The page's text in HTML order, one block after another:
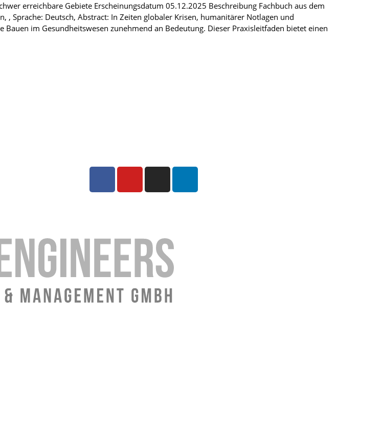
erreichbare Gebiete Erscheinungsdatum 05.12.2025 Beschreibung Fachbuch aus dem
, Sprache: Deutsch, Abstract: In Zeiten globaler Krisen, humanitärer Notlagen und
im Gesundheitswesen zunehmend an Bedeutung. Dieser Praxisleitfaden bietet einen